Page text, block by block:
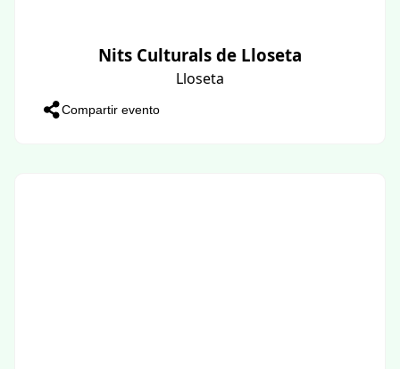
Nits Culturals de Lloseta
Lloseta
Compartir evento